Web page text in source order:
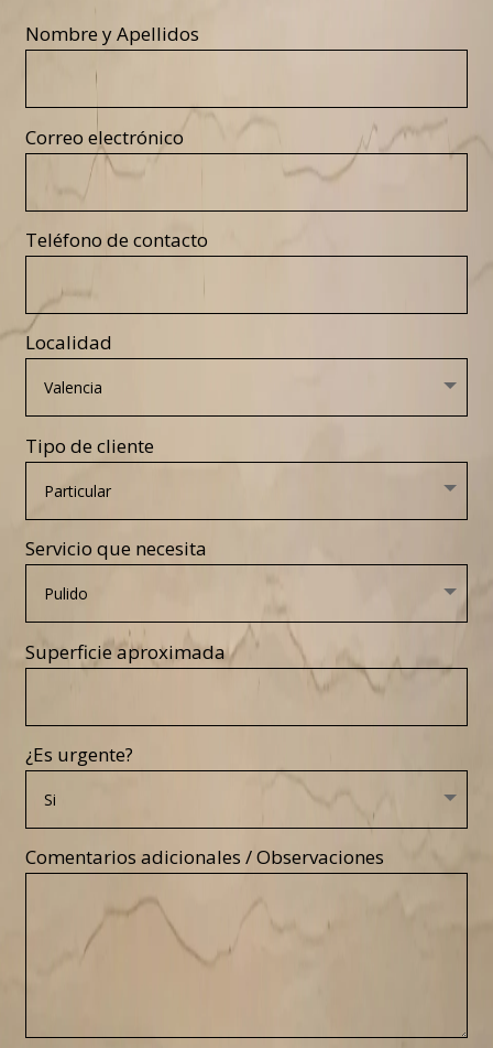
Nombre y Apellidos
Correo electrónico
Teléfono de contacto
Localidad
Tipo de cliente
Servicio que necesita
Superficie aproximada
¿Es urgente?
Comentarios adicionales / Observaciones